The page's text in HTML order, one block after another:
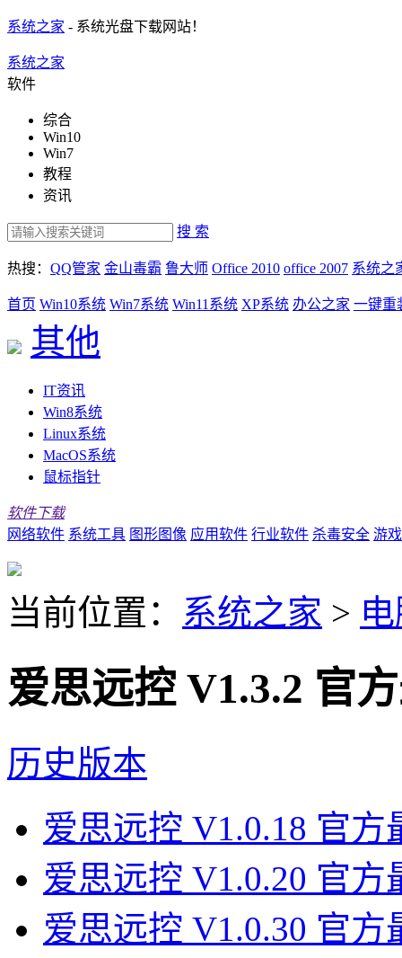
系统之家 - 系统光盘下载网站！
系统之家
软件
综合
Win10
Win7
教程
资讯
搜 索
热搜： QQ管家 金山毒霸 鲁大师 Office 2010 office 2007 系统之
首页 Win10系统 Win7系统 Win11系统 XP系统 办公之家 一键重
其他
IT资讯
Win8系统
Linux系统
MacOS系统
鼠标指针
软件下载
网络软件 系统工具 图形图像 应用软件 行业软件 杀毒安全 游
当前位置： 系统之家 >
爱思远控 V1.3.2 官
历史版本
爱思远控 V1.0.18 官方
爱思远控 V1.0.20 官方
爱思远控 V1.0.30 官方